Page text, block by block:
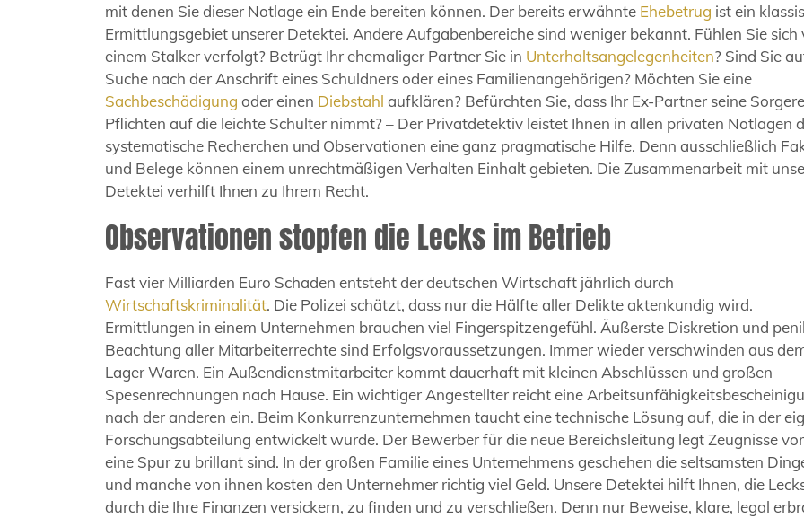
mit denen Sie dieser Notlage ein Ende bereiten können. Der bereits erwähnte Ehebetrug ist ein
Ermittlungsgebiet unserer Detektei. Andere Aufgabenbereiche sind weniger bekannt. Fühlen Sie sich
einem Stalker verfolgt? Betrügt Ihr ehemaliger Partner Sie in Unterhaltsangelegenheiten? Sind Sie
Suche nach der Anschrift eines Schuldners oder eines Familienangehörigen? Möchten Sie eine
Sachbeschädigung oder einen Diebstahl aufklären? Befürchten Sie, dass Ihr Ex-Partner seine
Pflichten auf die leichte Schulter nimmt? – Der Privatdetektiv leistet Ihnen in allen privaten Notlagen
systematische Recherchen und Observationen eine ganz pragmatische Hilfe. Denn ausschließlich
und Belege können einem unrechtmäßigen Verhalten Einhalt gebieten. Die Zusammenarbeit mit
Detektei verhilft Ihnen zu Ihrem Recht.
Observationen stopfen die Lecks im Betrieb
Fast vier Milliarden Euro Schaden entsteht der deutschen Wirtschaft jährlich durch
Wirtschaftskriminalität. Die Polizei schätzt, dass nur die Hälfte aller Delikte aktenkundig wird.
Ermittlungen in einem Unternehmen brauchen viel Fingerspitzengefühl. Äußerste Diskretion und
Beachtung aller Mitarbeiterrechte sind Erfolgsvoraussetzungen. Immer wieder verschwinden aus
Lager Waren. Ein Außendienstmitarbeiter kommt dauerhaft mit kleinen Abschlüssen und großen
Spesenrechnungen nach Hause. Ein wichtiger Angestellter reicht eine
nach der anderen ein. Beim Konkurrenzunternehmen taucht eine technische Lösung auf, die in der
Forschungsabteilung entwickelt wurde. Der Bewerber für die neue Bereichsleitung legt Zeugnisse
eine Spur zu brillant sind. In der großen Familie eines Unternehmens geschehen die seltsamsten
und manche von ihnen kosten den Unternehmer richtig viel Geld. Unsere Detektei hilft Ihnen, die
durch die Ihre Finanzen versickern, zu finden und zu verschließen. Denn nur Beweise, klare, legal